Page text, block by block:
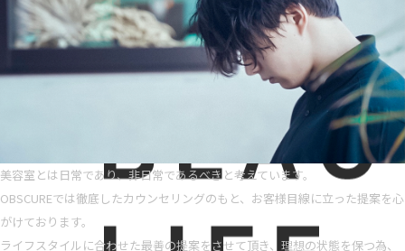
美容室とは日常であり、非日常であるべきと考えています。
OBSCUREでは徹底したカウンセリングのもと、お客様目線に立った提案を心
がけております。
ライフスタイルに合わせた最善の提案をさせて頂き、理想の状態を保つ為、